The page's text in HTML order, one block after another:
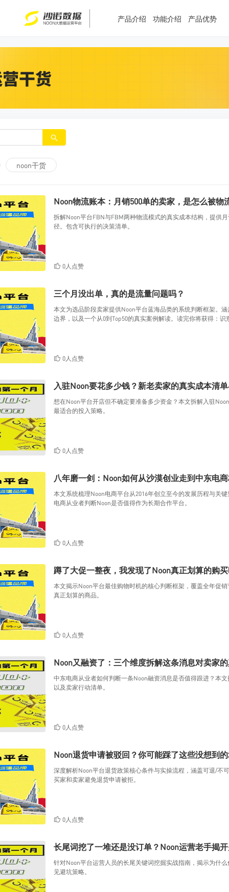
产品介绍 功能介绍 产品优势
noon干货
Noon物流账本：月销500单的卖家，是怎么被物
拆解Noon平台FBN与FBM两种物流模式的真实成本结构，提供
径。包含可执行的决策清单。
0人点赞
三个月没出单，真的是流量问题吗？
本文为选品阶段卖家提供Noon平台蓝海品类的系统判断框架。
边界，以及一个从0到Top50的真实案例解读。读完你将获得：
0人点赞
入驻Noon要花多少钱？新老卖家的真实成本清
想在Noon平台开店但不确定要准备多少资金？本文拆解入驻
最适合的投入策略。
0人点赞
八年磨一剑：Noon如何从沙漠创业走到中东电
本文系统梳理Noon电商平台从2016年创立至今的发展历程与关
电商从业者判断Noon是否值得作为长期合作平台。
0人点赞
蹲了大促一整夜，我发现了Noon真正划算的购
本文揭示Noon平台最佳购物时机的核心判断框架，覆盖全年促
真正划算的商品。
0人点赞
Noon又融资了：三个维度拆解这条消息对卖家
中东电商从业者如何判断一条Noon融资消息是否值得跟进？本
以及卖家行动清单。
0人点赞
Noon退货申请被驳回？你可能踩了这些没想到
深度解析Noon平台退货政策核心条件与实操流程，涵盖可退/不
买家和卖家避免退货申请被拒。
0人点赞
长尾词挖了一堆还是没订单？Noon运营老手揭
针对Noon平台运营人员的长尾关键词挖掘实战指南，揭示为什
见避坑策略。